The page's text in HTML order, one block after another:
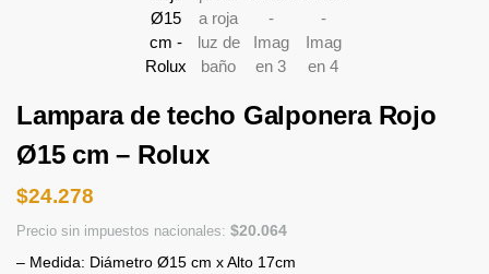
Lampara de techo Galponera Rojo
Ø15 cm – Rolux
$24.278
Precio sin impuestos nacionales: $20.064
– Medida: Diámetro Ø15 cm x Alto 17cm